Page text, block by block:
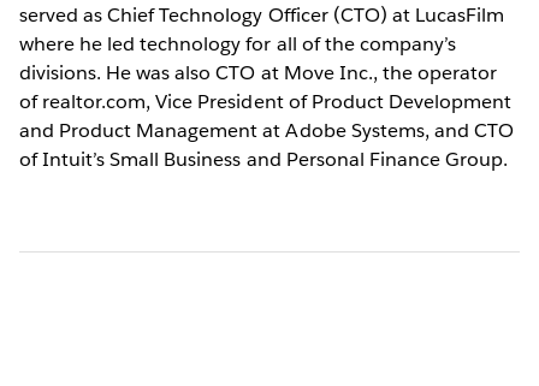
served as Chief Technology Officer (CTO) at LucasFilm
where he led technology for all of the company’s
divisions. He was also CTO at Move Inc., the operator
of realtor.com, Vice President of Product Development
and Product Management at Adobe Systems, and CTO
of Intuit’s Small Business and Personal Finance Group.